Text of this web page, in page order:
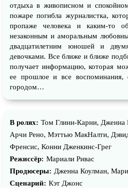
отдыха в живописном и
пожаре погибла журналистка,
пропаже человека и каким-то
незаконным и аморальным
двадцатилетним юношей и
девочками. Все ближе и ближе
получает информацию, которая
ее прошлое и все воспоминания,
городом…
В ролях: Том Глинн-Карни, Дженна
Арчи Рено, Мэттью МакНалти,
Френсис, Конни Дженкинс-Грег
Режиссёр: Мариали Ривас
Продюсеры: Дженна Коулман,
Сценарий: Кэт Джонс